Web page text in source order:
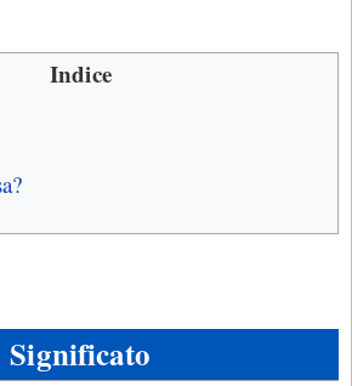
Indice
Significato